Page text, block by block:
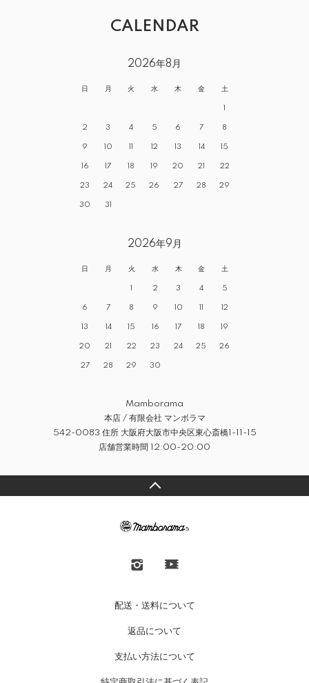
CALENDAR
2026年8月
日 月 火 水 木 金 土
1
2 3 4 5 6 7 8
9 10 11 12 13 14 15
16 17 18 19 20 21 22
23 24 25 26 27 28 29
30 31
2026年9月
日 月 火 水 木 金 土
1 2 3 4 5
6 7 8 9 10 11 12
13 14 15 16 17 18 19
20 21 22 23 24 25 26
27 28 29 30
Mamborama
本店 / 有限会社 マンボラマ
542-0083 住所 大阪府大阪市中央区東心斎橋1-11-15
店舗営業時間 12:00-20:00
配送・送料について
返品について
支払い方法について